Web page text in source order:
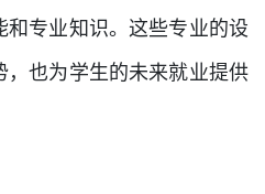
专业知识。这些专业的设
，也为学生的未来就业提供